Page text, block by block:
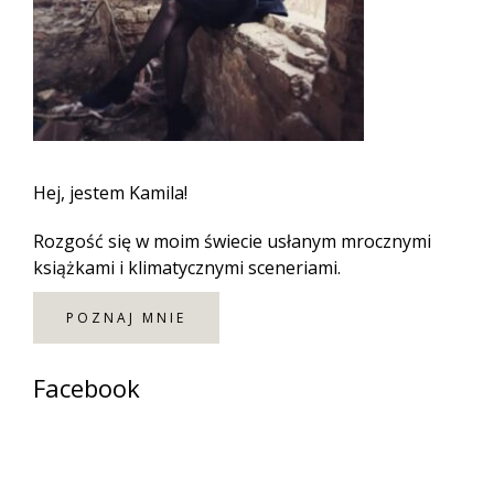
Hej, jestem Kamila!
Rozgość się w moim świecie usłanym mrocznymi
książkami i klimatycznymi sceneriami.
POZNAJ MNIE
Facebook